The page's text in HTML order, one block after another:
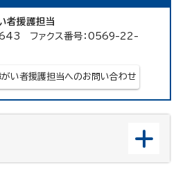
者援護担当
ファクス番号：0569-22-
い者援護担当へのお問い合わせ